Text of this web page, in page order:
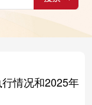
情况和2025年